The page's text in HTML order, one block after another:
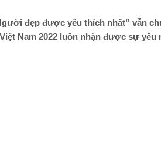
đẹp được yêu thích nhất” vẫn
Nam 2022 luôn nhận được sự